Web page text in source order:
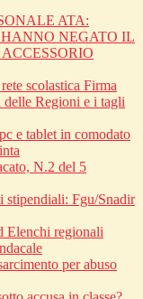
ATA:
NEGATO IL
scolastica Firma
delle Regioni e i tagli
e tablet in comodato
N.2 del 5
stipendiali: Fgu/Snadir
Elenchi regionali
per abuso